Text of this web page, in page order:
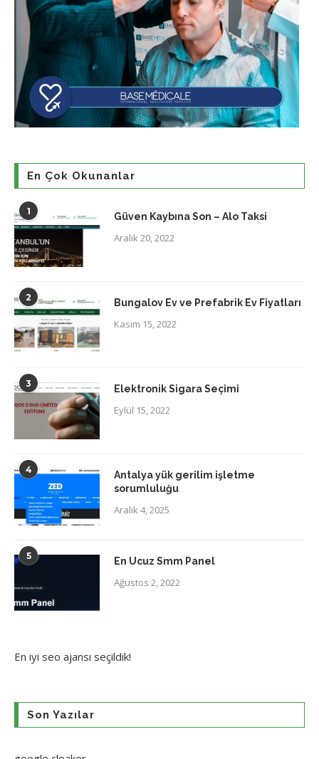
En Çok Okunanlar
1 Güven Kaybına Son – Alo Taksi
Aralık 20, 2022
2 Bungalov Ev ve Prefabrik Ev Fiyatları
Kasım 15, 2022
3 Elektronik Sigara Seçimi
Eylül 15, 2022
4
Antalya yük gerilim işletme
sorumluluğu
Aralık 4, 2025
5 En Ucuz Smm Panel
Ağustos 2, 2022
En iyi seo ajansı seçildik!
Son Yazılar